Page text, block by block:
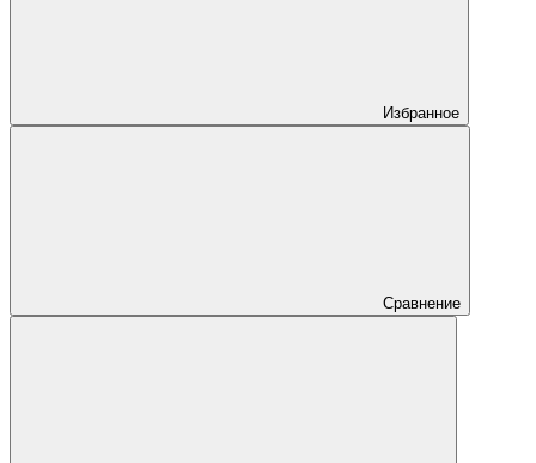
Избранное
Сравнение